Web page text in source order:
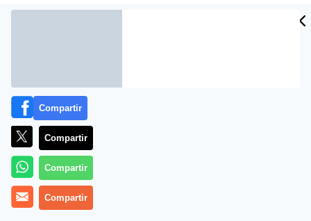
Más información
Compartir
Compartir
Compartir
Compartir